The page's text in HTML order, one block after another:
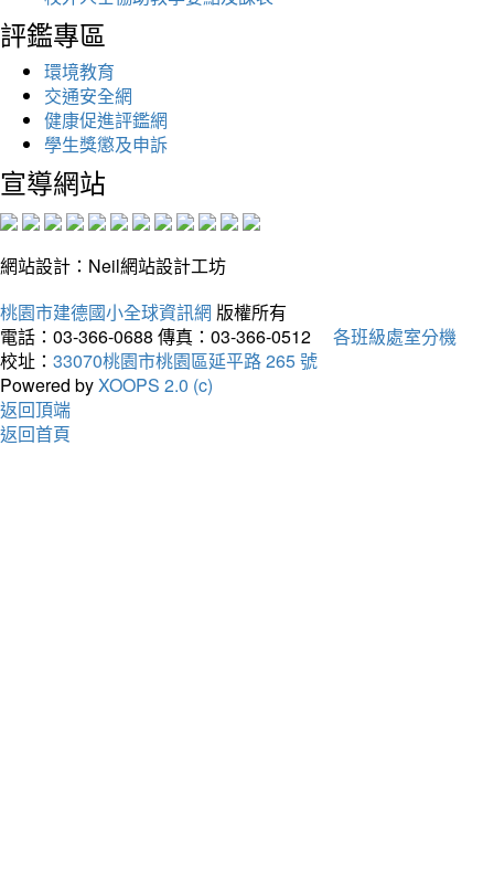
評鑑專區
環境教育
交通安全網
健康促進評鑑網
學生獎懲及申訴
宣導網站
網站設計：Neil網站設計工坊
桃園市建德國小全球資訊網 版權所有
電話：03-366-0688 傳真：03-366-0512
各班級處室分機
校址： 33070桃園市桃園區延平路 265 號
Powered byXOOPS 2.0 (c)
返回頂端
返回首頁